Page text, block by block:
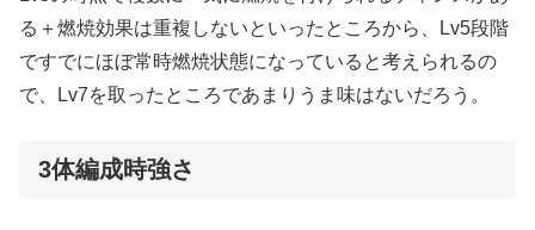
る＋燃焼効果は重複しないといったところから、Lv5段階
ですでにほぼ常時燃焼状態になっていると考えられるの
で、Lv7を取ったところであまりうま味はないだろう。
3体編成時強さ